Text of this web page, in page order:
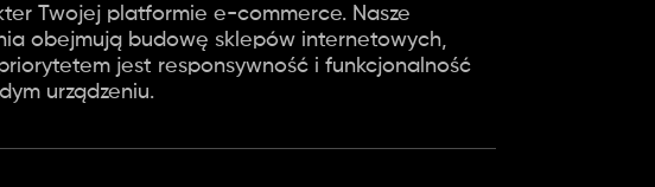
Twojej platformie e-commerce. Nasze
obejmują budowę sklepów internetowych,
jest responsywność i funkcjonalność
urządzeniu.